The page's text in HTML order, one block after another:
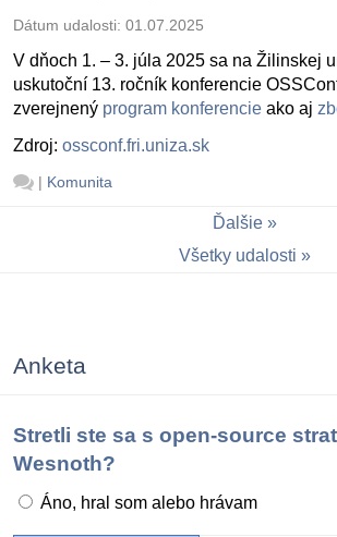
Dátum udalosti: 01.07.2025
V dňoch 1. – 3. júla 2025 sa na Žilinskej
uskutoční 13. ročník konferencie
zverejnený program konferencie ako aj
Zdroj: ossconf.fri.uniza.sk
| Komunita
Ďalšie
Všetky udalosti
Anketa
Stretli ste sa s open-source
Wesnoth?
Áno, hral som alebo hrávam